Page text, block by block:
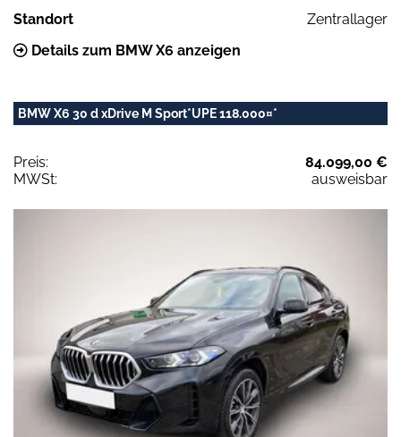
Standort
Zentrallager
Details zum BMW X6 anzeigen
BMW X6 30 d xDrive M Sport*UPE 118.000¤*
Preis:
84.099,00 €
MWSt:
ausweisbar